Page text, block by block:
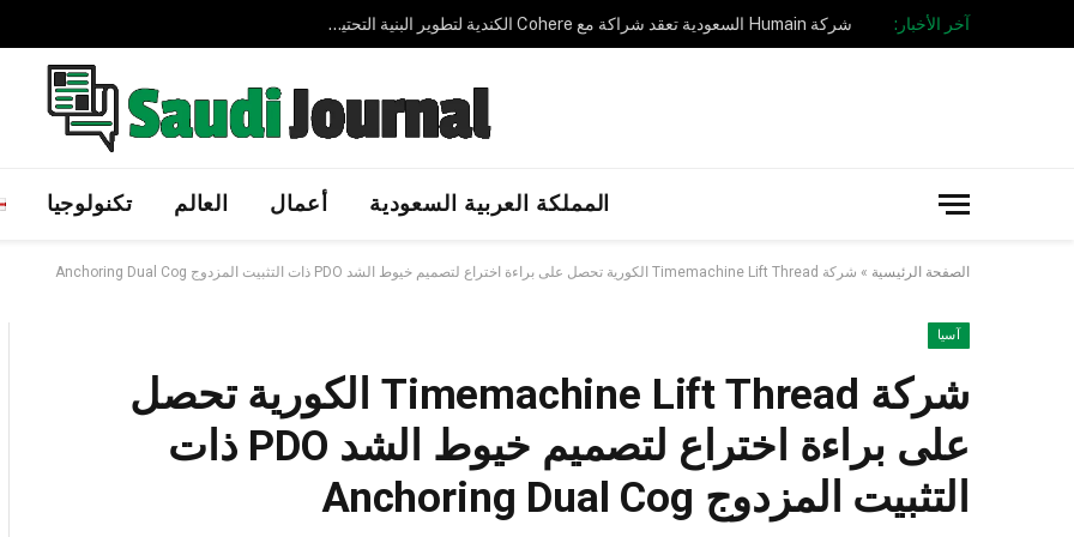
آخر الأخبار: شركة AVELIN AI الإماراتية الناشئة تجمع 3.7 مليون دولار لتوسيع حلول الذكاء الاصطناعي السيادي عالميًا
المملكة العربية السعودية أعمال العالم تكنولوجيا
الصفحة الرئيسية » شركة Timemachine Lift Thread الكورية تحصل على براءة اختراع لتصميم خيوط الشد PDO ذات التثبيت المزدوج Anchoring Dual Cog
آسيا
شركة Timemachine Lift Thread الكورية تحصل
على براءة اختراع لتصميم خيوط الشد PDO ذات
التثبيت المزدوج Anchoring Dual Cog